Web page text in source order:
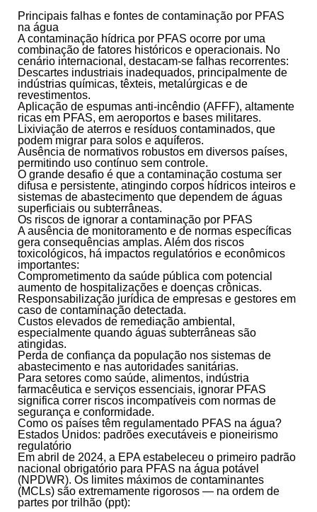
Principais falhas e fontes de contaminação por PFAS
na água
A contaminação hídrica por PFAS ocorre por uma
combinação de fatores históricos e operacionais. No
cenário internacional, destacam-se falhas recorrentes:
Descartes industriais inadequados, principalmente de
indústrias químicas, têxteis, metalúrgicas e de
revestimentos.
Aplicação de espumas anti-incêndio (AFFF), altamente
ricas em PFAS, em aeroportos e bases militares.
Lixiviação de aterros e resíduos contaminados, que
podem migrar para solos e aquíferos.
Ausência de normativos robustos em diversos países,
permitindo uso contínuo sem controle.
O grande desafio é que a contaminação costuma ser
difusa e persistente, atingindo corpos hídricos inteiros e
sistemas de abastecimento que dependem de águas
superficiais ou subterrâneas.
Os riscos de ignorar a contaminação por PFAS
A ausência de monitoramento e de normas específicas
gera consequências amplas. Além dos riscos
toxicológicos, há impactos regulatórios e econômicos
importantes:
Comprometimento da saúde pública com potencial
aumento de hospitalizações e doenças crônicas.
Responsabilização jurídica de empresas e gestores em
caso de contaminação detectada.
Custos elevados de remediação ambiental ,
especialmente quando águas subterrâneas são
atingidas.
Perda de confiança da população nos sistemas de
abastecimento e nas autoridades sanitárias.
Para setores como saúde, alimentos, indústria
farmacêutica e serviços essenciais, ignorar PFAS
significa correr riscos incompatíveis com normas de
segurança e conformidade.
Como os países têm regulamentado PFAS na água?
Estados Unidos: padrões executáveis e pioneirismo
regulatório
Em abril de 2024, a EPA estabeleceu o primeiro padrão
nacional obrigatório para PFAS na água potável
(NPDWR). Os limites máximos de contaminantes
(MCLs) são extremamente rigorosos — na ordem de
partes por trilhão (ppt):